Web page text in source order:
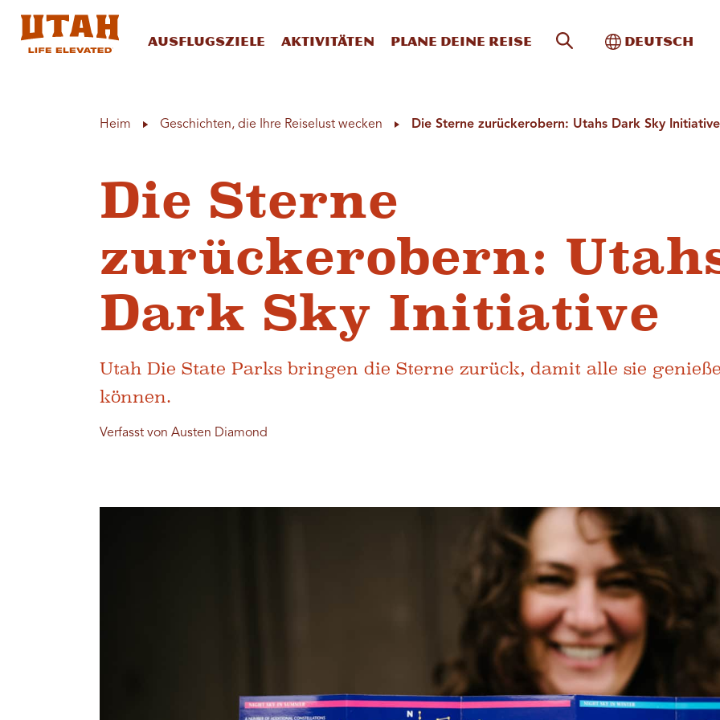
Ausflugsziele Aktivitäten Plane deine Reise Website-Suche
Toggle
Deutsch
Heim Geschichten, die Ihre Reiselust wecken Die Sterne zurückerobern: Utahs Dark Sky Initiative
Die Sterne
zurückerobern:
Dark Sky Initiative
Utah Die State Parks bringen die Sterne zurück, damit alle sie
können.
Verfasst von Austen Diamond